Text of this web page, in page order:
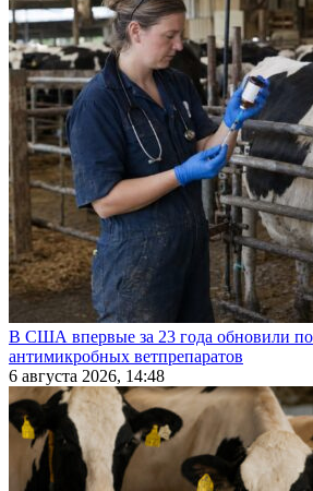
В США впервые за 23 года обновили
антимикробных ветпрепаратов
6 августа 2026, 14:48